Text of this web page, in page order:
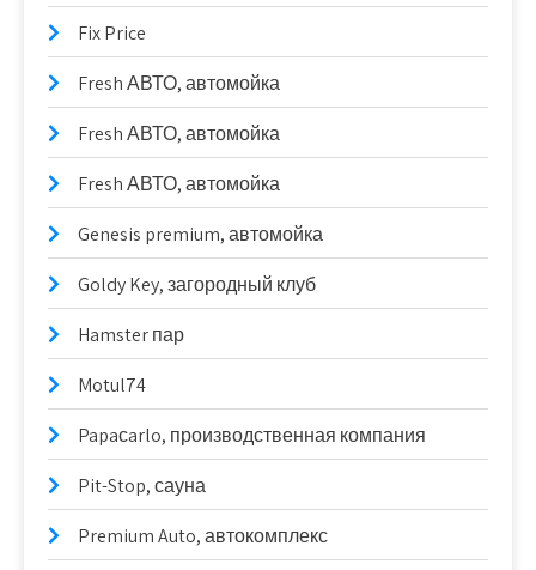
Fix Price
Fresh АВТО, автомойка
Fresh АВТО, автомойка
Fresh АВТО, автомойка
Genesis premium, автомойка
Goldy Key, загородный клуб
Hamster пар
Motul74
Papaсarlo, производственная компания
Pit-Stop, сауна
Premium Auto, автокомплекс